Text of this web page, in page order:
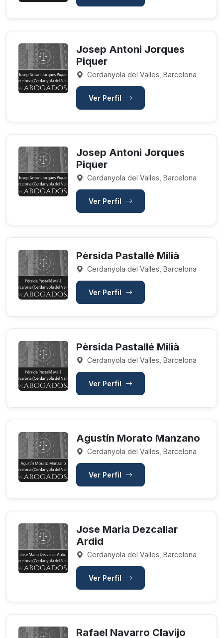
Josep Antoni Jorques
Piquer
Cerdanyola del Valles, Barcelona
Ver Perfil
Josep Antoni Jorques
Piquer
Cerdanyola del Valles, Barcelona
Ver Perfil
Pèrsida Pastallé Milià
Cerdanyola del Valles, Barcelona
Ver Perfil
Pèrsida Pastallé Milià
Cerdanyola del Valles, Barcelona
Ver Perfil
Agustín Morato Manzano
Cerdanyola del Valles, Barcelona
Ver Perfil
Jose Maria Dezcallar
Ardid
Cerdanyola del Valles, Barcelona
Ver Perfil
Rafael Navarro Clavijo